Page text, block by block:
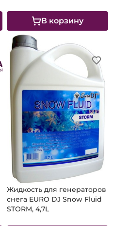
В корзину
Жидкость для генераторов
снега EURO DJ Snow Fluid
STORM, 4,7L
2 000 ₽